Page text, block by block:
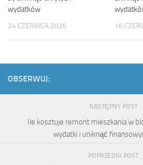
wydatków
24 CZERWCA 2026 16
OBSERWUJ:
NASTĘPNY POST
Ile kosztuje remont mieszkania w
wydatki i uniknąć
POPRZEDNI POST